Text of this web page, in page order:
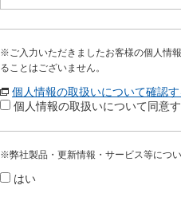
※ご入力いただきましたお客様の個人情
ることはございません。
個人情報の取扱いについて確認す
個人情報の取扱いについて同意
※弊社製品・更新情報・サービス等につ
はい